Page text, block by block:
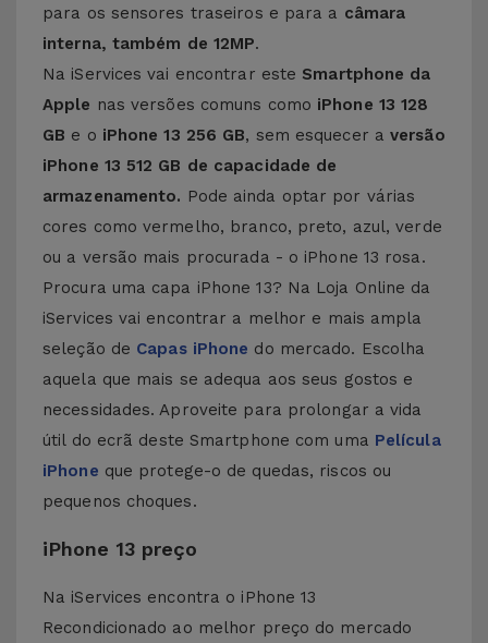
para os sensores traseiros e para a câmara
interna, também de 12MP.
Na iServices vai encontrar este Smartphone da
Apple nas versões comuns como iPhone 13 128
GB e o iPhone 13 256 GB, sem esquecer aversão
iPhone 13 512 GB de capacidade de
armazenamento. Pode ainda optar por várias
cores como vermelho, branco, preto, azul, verde
ou a versão mais procurada - o iPhone 13 rosa.
Procura uma capa iPhone 13? Na Loja Online da
iServices vai encontrar a melhor e mais ampla
seleção de Capas iPhone do mercado. Escolha
aquela que mais se adequa aos seus gostos e
necessidades. Aproveite para prolongar a vida
útil do ecrã deste Smartphone com uma Película
iPhone que protege-o de quedas, riscos ou
pequenos choques.
iPhone 13 preço
Na iServices encontra o iPhone 13
Recondicionado ao melhor preço do mercado